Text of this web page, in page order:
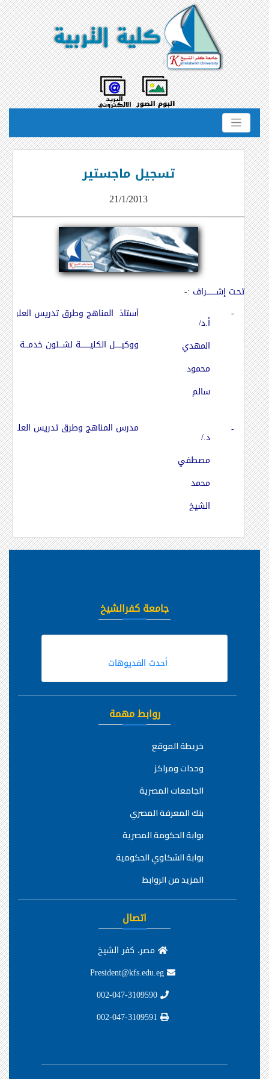
تسجيل ماجستير
21/1/2013
تحـت إشــــــــراف :-
-
أ.د/
المهدي
محمود
سالم
أستاذ المناهج وطرق تدريس العلوم
ووكيـــــل الكليــــــــة لشـــئون خدمـــة
-
د./
مصطفي
محمد
الشيخ
مدرس المناهج وطرق تدريس العلوم
جامعة كفرالشيخ
أحدث الفديوهات
روابط مهمة
خريطة الموقع
وحدات ومراكز
الجامعات المصرية
بنك المعرفة المصري
بوابة الحكومة المصرية
بوابة الشكاوي الحكومية
المزيد من الروابط
اتصال
مصر، كفر الشيخ